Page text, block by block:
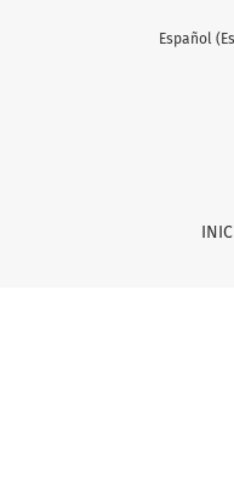
Portada
Cambiar el
Español